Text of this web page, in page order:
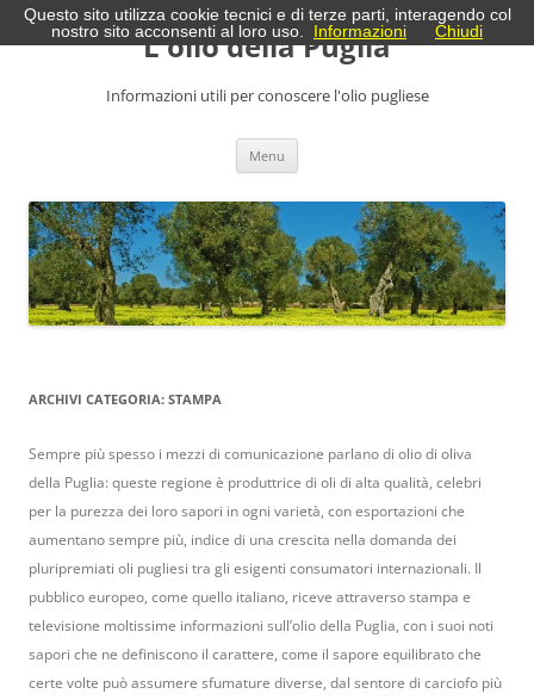
Vai
al
contenuto L'olio della Puglia
Informazioni utili per conoscere l'olio pugliese
Menu
ARCHIVI CATEGORIA: STAMPA
Sempre più spesso i mezzi di comunicazione parlano di olio di oliva
della Puglia: queste regione è produttrice di oli di alta qualità, celebri
per la purezza dei loro sapori in ogni varietà, con esportazioni che
aumentano sempre più, indice di una crescita nella domanda dei
pluripremiati oli pugliesi tra gli esigenti consumatori internazionali. Il
pubblico europeo, come quello italiano, riceve attraverso stampa e
televisione moltissime informazioni sull’olio della Puglia, con i suoi noti
sapori che ne definiscono il carattere, come il sapore equilibrato che
certe volte può assumere sfumature diverse, dal sentore di carciofo più
Questo sito utilizza cookie tecnici e di terze parti, interagendo col
nostro sito acconsenti al loro uso.
Informazioni Chiudi